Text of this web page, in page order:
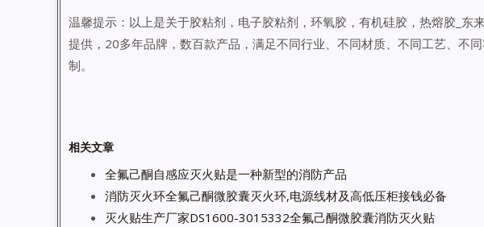
温馨提示：以上是关于胶粘剂，电子胶粘剂，环氧胶，有机硅胶，热熔胶_东
提供，20多年品牌，数百款产品，满足不同行业、不同材质、不同工艺、不
制。
相关文章
全氟己酮自感应灭火贴是一种新型的消防产品
消防灭火环全氟己酮微胶囊灭火环,电源线材及高低压柜接钱必备
灭火贴生产厂家DS1600-3015332全氟己酮微胶囊消防灭火贴